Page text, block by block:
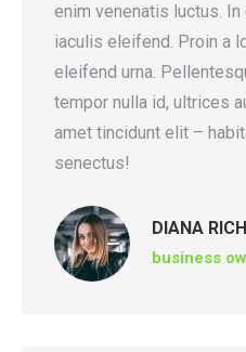
DIANA
business
enim venenatis luctus.
iaculis eleifend. Proin a
eleifend urna.
tempor nulla id, ultrices
amet tincidunt elit –
senectus!